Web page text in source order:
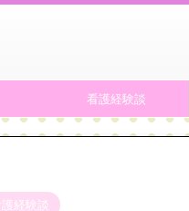
看護経験談
護経験談